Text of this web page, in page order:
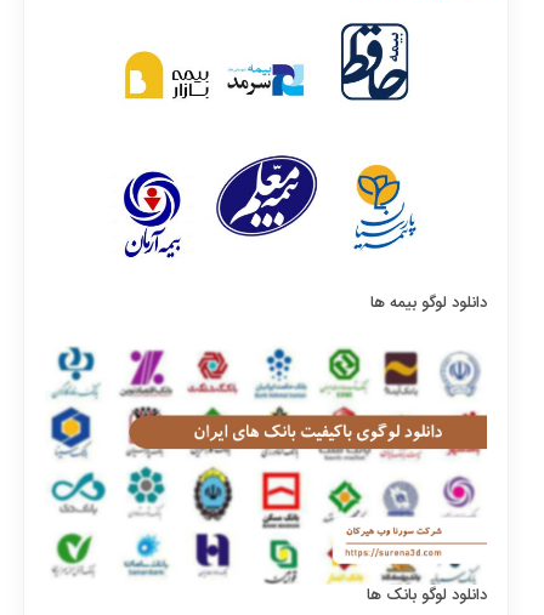
دانلود لوگو بیمه ها
دانلود لوگو بانک ها